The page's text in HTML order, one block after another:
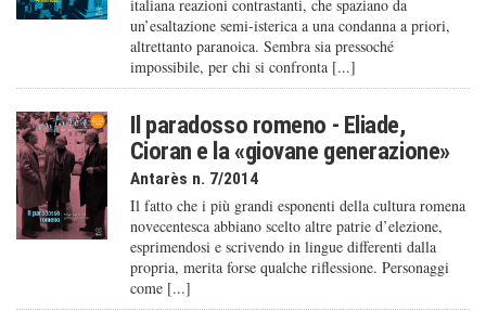
italiana reazioni contrastanti, che spaziano da
un’esaltazione semi-isterica a una condanna a priori,
altrettanto paranoica. Sembra sia pressoché
impossibile, per chi si confronta [...]
Il paradosso romeno - Eliade,
Cioran e la «giovane generazione»
Antarès n. 7/2014
Il fatto che i più grandi esponenti della cultura romena
novecentesca abbiano scelto altre patrie d’elezione,
esprimendosi e scrivendo in lingue differenti dalla
propria, merita forse qualche riflessione. Personaggi
come [...]